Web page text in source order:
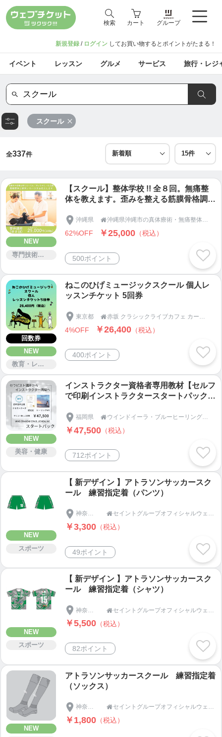
検索 カート グループ
新規登録 / ログイン してお買い物するとポイントがたまる！
イベント レッスン グルメ サービス 旅行・レジ
スクール
全337件
NEW
専門技術サービス
【スクール】整体学校 !! 全８回。無痛整
体を教えます。歪みを整える筋膜骨格調整
術。骨盤を中心にバランスを整える。筋肉
が緩み痛みが緩和。
沖縄県  沖縄県沖縄市の真体療術・無痛整体専門「やさしい整体さりげなく」
62%OFF ￥25,000 （税込）
500ポイント
回数券
NEW
教育・レッスン・講習
ねこのひげミュージックスクール 個人レ
ッスンチケット 5回券
東京都 
4%OFF ￥26,400 （税込）
400ポイント
NEW
美容・健康
インストラクター資格者専用教材【セルフ
で印刷インストラクタースタートパック】
福岡県  ウインドイーラ・ブルーヒーリングスクール｜アジアンビューティー協会｜Asian Beauty assoc
￥47,500 （税込）
712ポイント
NEW
スポーツ
【 新デザイン 】アトラソンサッカースク
ール 練習指定着（パンツ）
神奈川県  セイントグループオフィシャルウェブショップ
￥3,300 （税込）
49ポイント
NEW
スポーツ
【 新デザイン 】アトラソンサッカースク
ール 練習指定着（シャツ）
神奈川県  セイントグループオフィシャルウェブショップ
￥5,500 （税込）
82ポイント
NEW
アトラソンサッカースクール 練習指定着
（ソックス）
神奈川県  セイントグループオフィシャルウェブショップ
￥1,800 （税込）